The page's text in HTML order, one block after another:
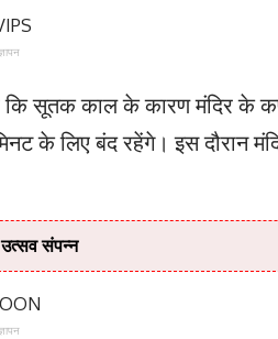
कि सूतक काल के कारण मंदिर के
के लिए बंद रहेंगे। इस दौरान
उत्सव संपन्न